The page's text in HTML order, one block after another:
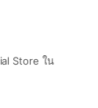
Store ใน